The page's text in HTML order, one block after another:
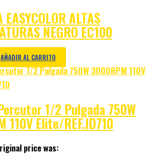
ALTAS
NEGRO EC100
AÑADIR AL CARRITO
1/2 Pulgada 750W
110V Elite/REF.ID710
price was: